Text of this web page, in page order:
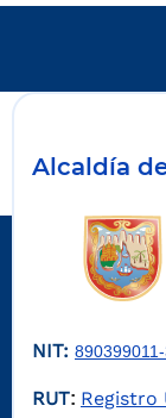
Alcaldía
NIT:
RUT: Registro